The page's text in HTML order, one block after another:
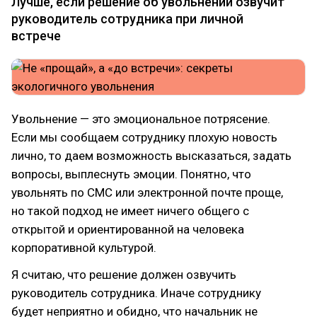
руководитель сотрудника при личной
встрече
Увольнение — это эмоциональное потрясение.
Если мы сообщаем сотруднику плохую новость
лично, то даем возможность высказаться, задать
вопросы, выплеснуть эмоции. Понятно, что
увольнять по СМС или электронной почте проще,
но такой подход не имеет ничего общего с
открытой и ориентированной на человека
корпоративной культурой.
Я считаю, что решение должен озвучить
руководитель сотрудника. Иначе сотруднику
будет неприятно и обидно, что начальник не